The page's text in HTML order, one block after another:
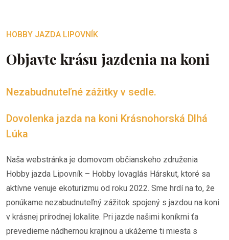
HOBBY JAZDA LIPOVNÍK
Objavte krásu jazdenia na koni
Nezabudnuteľné zážitky v sedle.
Dovolenka jazda na koni Krásnohorská Dlhá
Lúka
Naša webstránka je domovom občianskeho združenia
Hobby jazda Lipovník – Hobby lovaglás Hárskut, ktoré sa
aktívne venuje ekoturizmu od roku 2022. Sme hrdí na to, že
ponúkame nezabudnuteľný zážitok spojený s jazdou na koni
v krásnej prírodnej lokalite. Pri jazde našimi koníkmi ťa
prevedieme nádhernou krajinou a ukážeme ti miesta s